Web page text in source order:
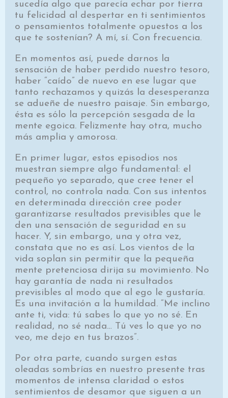
sucedía algo que parecía echar por tierra
tu felicidad al despertar en ti sentimientos
o pensamientos totalmente opuestos a los
que te sostenían? A mí, sí. Con frecuencia.
En momentos así, puede darnos la
sensación de haber perdido nuestro tesoro,
haber “caído” de nuevo en ese lugar que
tanto rechazamos y quizás la desesperanza
se adueñe de nuestro paisaje. Sin embargo,
ésta es sólo la percepción sesgada de la
mente egoica. Felizmente hay otra, mucho
más amplia y amorosa.
En primer lugar, estos episodios nos
muestran siempre algo fundamental: el
pequeño yo separado, que cree tener el
control, no controla nada. Con sus intentos
en determinada dirección cree poder
garantizarse resultados previsibles que le
den una sensación de seguridad en su
hacer. Y, sin embargo, una y otra vez,
constata que no es así. Los vientos de la
vida soplan sin permitir que la pequeña
mente pretenciosa dirija su movimiento. No
hay garantía de nada ni resultados
previsibles al modo que al ego le gustaría.
Es una invitación a la humildad. “Me inclino
ante ti, vida: tú sabes lo que yo no sé. En
realidad, no sé nada… Tú ves lo que yo no
veo, me dejo en tus brazos”.
Por otra parte, cuando surgen estas
oleadas sombrías en nuestro presente tras
momentos de intensa claridad o estos
sentimientos de desamor que siguen a un